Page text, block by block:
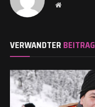
Website
VERWANDTER BEITRAG